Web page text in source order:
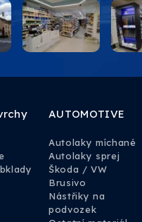
AUTOMOTIVE
Autolaky míchané
Autolaky sprej
Škoda / VW
Brusivo
Nástřiky na
podvozek